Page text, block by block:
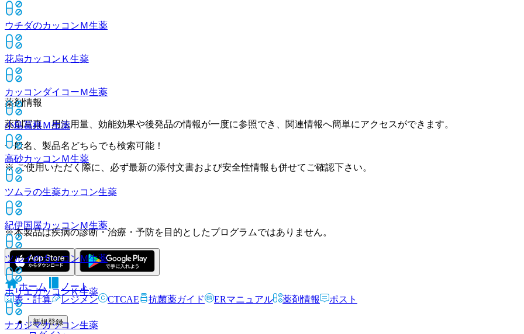
ウチダのカッコンＭ生薬
花扇カッコンＫ 生薬
カッコンダイコーＭ生薬
小島葛根Ｍ生薬
高砂カッコンＭ生薬
ツムラの生薬カッコン生薬
紀伊国屋カッコンＭ生薬
ツルイのカッコンＭ生薬
ホリエカッコンＫ生薬
ナカジマカッコン生薬
薬剤情報
薬剤写真、用法用量、効能効果や後発品の情報が一度に参照でき、関連情報へ簡単にアクセスができます。
一般名、製品名どちらでも検索可能！
※ ご使用いただく際に、必ず最新の添付文書および安全性情報も併せてご確認下さい。
※本製品は疾病の診断・治療・予防を目的としたプログラムではありません。
ホーム
ノート
表・計算
レジメン CTCAE 抗菌薬ガイド ERマニュアル 薬剤情報 ポスト
新規登録